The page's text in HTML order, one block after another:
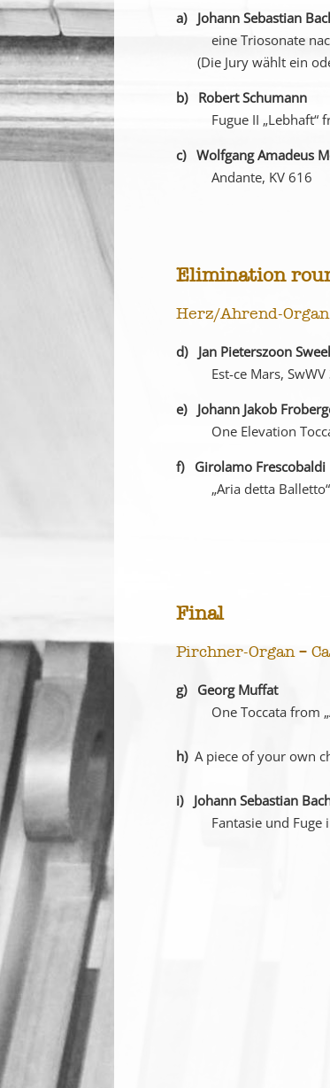
a) Johann Sebastian
eine Triosonate nach
(Die Jury wählt ein
b) Robert Schumann
Fugue II „Lebhaft“
c) Wolfgang Amadeus
Andante, KV 616
Elimination
Herz/Ahrend-
d) Jan Pieterszoon
Est-ce Mars, SwWV
e) Johann Jakob
One Elevation
f) Girolamo Frescobaldi
„Aria detta Balletto“
Final
Pirchner-Organ –
g) Georg Muffat
One Toccata from
h) A piece of your own
i) Johann Sebastian
Fantasie und Fuge